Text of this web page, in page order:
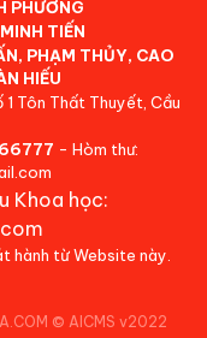
PHƯƠNG
TIẾN
PHẠM THỦY, CAO
HIẾU
1 Tôn Thất Thuyết, Cầu
- Hòm thư:
Khoa học:
hành từ Website này.
© AICMS v2022